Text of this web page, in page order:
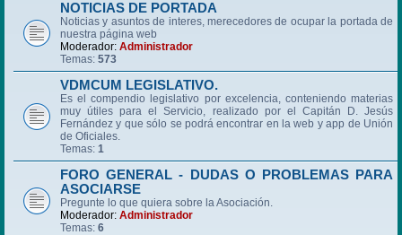
NOTICIAS DE PORTADA
Noticias y asuntos de interes, merecedores de ocupar la portada de
nuestra página web
Moderador: Administrador
Temas: 573
VDMCUM LEGISLATIVO.
Es el compendio legislativo por excelencia, conteniendo materias
muy útiles para el Servicio, realizado por el Capitán D. Jesús
Fernández y que sólo se podrá encontrar en la web y app de Unión
de Oficiales.
Temas: 1
FORO GENERAL - DUDAS O PROBLEMAS PARA
ASOCIARSE
Pregunte lo que quiera sobre la Asociación.
Moderador: Administrador
Temas: 6